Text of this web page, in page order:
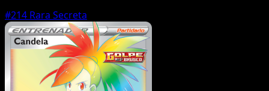
#214 Rara Secreta